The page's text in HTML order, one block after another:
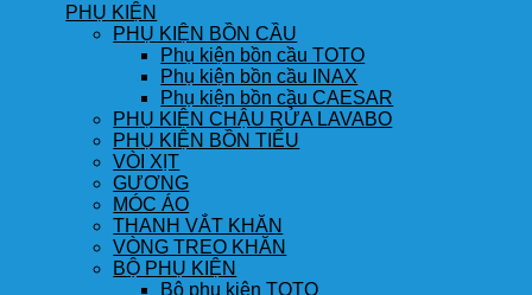
PHỤ KIỆN
PHỤ KIỆN BỒN CẦU
Phụ kiện bồn cầu TOTO
Phụ kiện bồn cầu INAX
Phụ kiện bồn cầu CAESAR
PHỤ KIỆN CHẬU RỬA LAVABO
PHỤ KIỆN BỒN TIỂU
VÒI XỊT
GƯƠNG
MÓC ÁO
THANH VẮT KHĂN
VÒNG TREO KHĂN
BỘ PHỤ KIỆN
Bộ phụ kiện TOTO